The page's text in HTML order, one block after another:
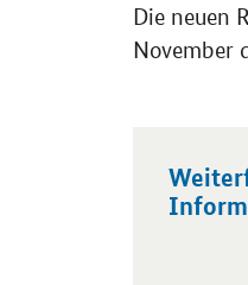
Die neuen
November